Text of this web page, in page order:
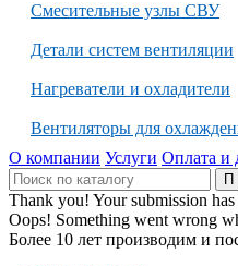
Смесительные узлы СВУ
Детали систем вентиляции
Нагреватели и охладители
Вентиляторы для
О компании Услуги Оплата и
Thank you! Your submission
Oops! Something went wrong
Более 10 лет производим и